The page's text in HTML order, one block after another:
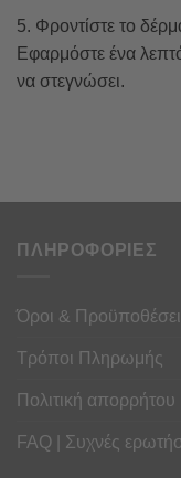
5. Φροντίστε το
Εφαρμόστε ένα
να στεγνώσει.
ΠΛΗΡΟΦΟΡΙΕΣ
Όροι &
Τρόποι Πληρωμής
Πολιτική απορρήτου
FAQ | Συχνές